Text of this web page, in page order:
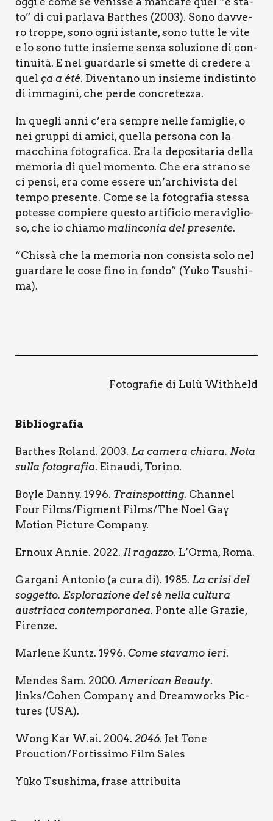
to” di cui par­la­va Bar­thes (2003). Sono dav­ve­
ro trop­pe, sono ogni istan­te, sono tut­te le vite
e lo sono tut­te insie­me sen­za solu­zio­ne di con­
ti­nui­tà. E nel guar­dar­le si smet­te di cre­de­re a
quel ça a été. Diven­ta­no un insie­me indi­stin­to
di imma­gi­ni, che per­de con­cre­tez­za.
In que­gli anni c’era sem­pre nel­le fami­glie, o
nei grup­pi di ami­ci, quel­la per­so­na con la
mac­chi­na foto­gra­fi­ca. Era la depo­si­ta­ria del­la
memo­ria di quel momen­to. Che era stra­no se
ci pen­si, era come esse­re un’archivista del
tem­po pre­sen­te. Come se la foto­gra­fia stes­sa
potes­se com­pie­re que­sto arti­fi­cio mera­vi­glio­
so, che io chia­mo malin­co­nia del pre­sen­te.
“Chis­sà che la memo­ria non con­si­sta solo nel
guar­da­re le cose fino in fon­do” (Yūko Tsu­shi­
ma).
Foto­gra­fie di Lulù With­held
Biblio­gra­fia
Bar­thes Roland. 2003. La came­ra chia­ra. Nota
sul­la foto­gra­fia. Einau­di, Tori­no.
Boy­le Dan­ny. 1996. Train­spot­ting. Chan­nel
Four Films/Figment Films/The Noel Gay
Motion Pic­tu­re Com­pa­ny.
Ernoux Annie. 2022. Il ragaz­zo. L’Orma, Roma.
Gar­ga­ni Anto­nio (a cura di). 1985. La cri­si del
sog­get­to. Esplo­ra­zio­ne del sé nel­la cul­tu­ra
austria­ca con­tem­po­ra­nea. Pon­te alle Gra­zie,
Firen­ze.
Mar­le­ne Kun­tz. 1996. Come sta­va­mo ieri.
Men­des Sam. 2000.Ame­ri­can Beau­ty.
Jinks/Cohen Com­pa­ny and Dream­works Pic­
tu­res (USA).
Wong Kar W.ai. 2004. 2046. Jet Tone
Prouction/Fortissimo Film Sales
Yūko Tsu­shi­ma, fra­se attri­bui­ta